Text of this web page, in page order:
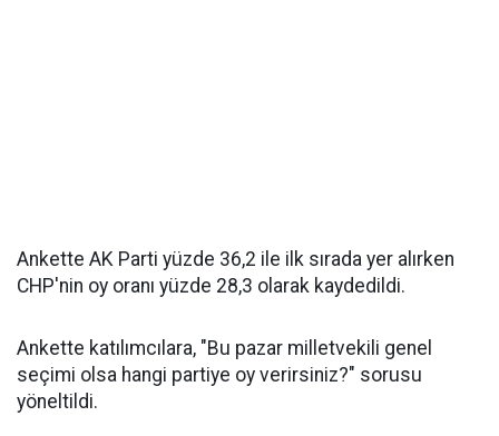
Ankette AK Parti yüzde 36,2 ile ilk sırada yer alırken
CHP'nin oy oranı yüzde 28,3 olarak kaydedildi.
Ankette katılımcılara, "Bu pazar milletvekili genel
seçimi olsa hangi partiye oy verirsiniz?" sorusu
yöneltildi.